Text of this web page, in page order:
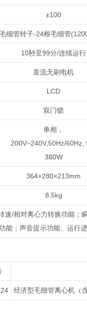
±100
毛细管转子-24根毛细管
10秒至99分/连续运行
直流无刷电机
LCD
双门锁
单相，
200V~240V,50Hz/60Hz,
380W
364×280×213mm
8.5kg
速/相对离心力转换功能；
能；声音提示功能、运行
经济型毛细管离心机（